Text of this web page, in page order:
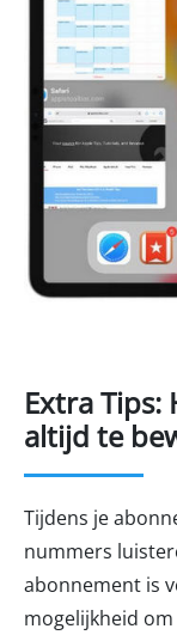
Extra Tips:
altijd te
Tijdens je
nummers
abonnement is
mogelijkheid